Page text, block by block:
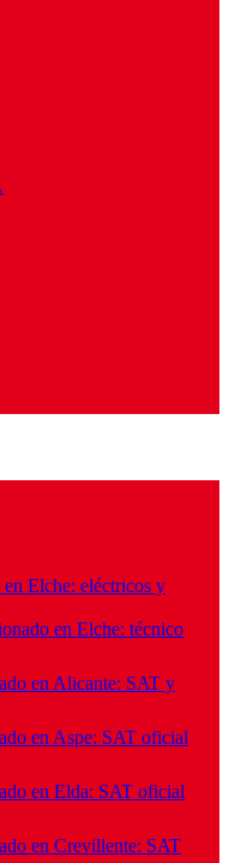
Elche: eléctricos y
en Elche: técnico
en Alicante: SAT y
en Aspe: SAT oficial
en Elda: SAT oficial
en Crevillente: SAT